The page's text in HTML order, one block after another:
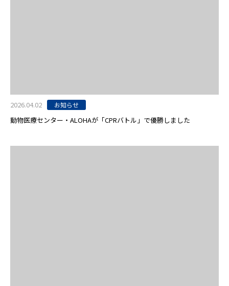
2026.04.02 お知らせ
動物医療センター・ALOHAが「CPRバトル」で優勝しました